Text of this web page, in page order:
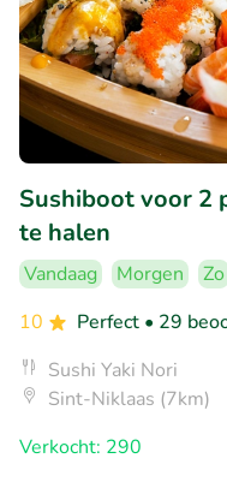
Sushiboot voor 2
te halen
Vandaag Morgen Zo
10
Perfect • 29
Sushi Yaki Nori
Sint-Niklaas (7km)
Verkocht: 290